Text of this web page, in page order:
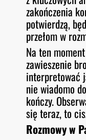
zakończenia
potwierdzą,
przełom w
Na ten
zawieszenie
interpretować
nie wiadomo
kończy.
się teraz, to
Rozmowy w